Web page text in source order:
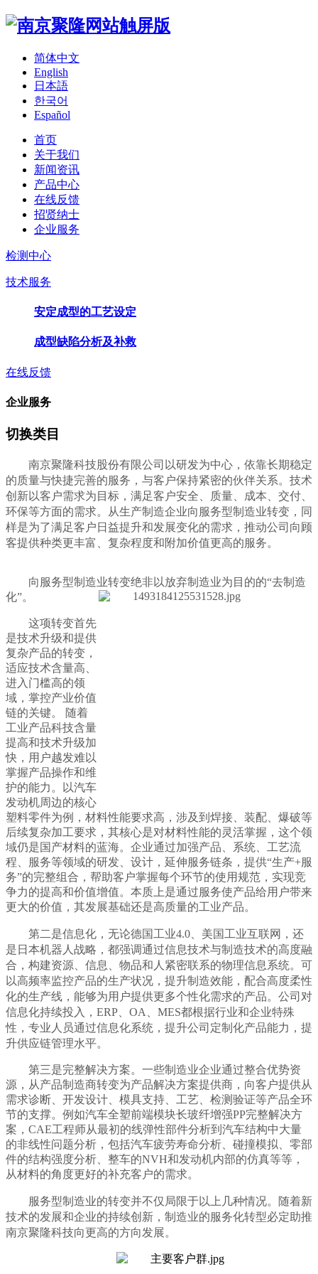
简体中文
English
日本語
한국어
Español
首页
关于我们
新闻资讯
产品中心
在线反馈
招贤纳士
企业服务
检测中心
技术服务
安定成型的工艺设定
成型缺陷分析及补救
在线反馈
企业服务
切换类目
南京聚隆科技股份有限公司以研发为中心，依靠长期稳定
的质量与快捷完善的服务，与客户保持紧密的伙伴关系。技术
创新以客户需求为目标，满足客户安全、质量、成本、交付、
环保等方面的需求。从生产制造企业向服务型制造业转变，同
样是为了满足客户日益提升和发展变化的需求，推动公司向顾
客提供种类更丰富、复杂程度和附加价值更高的服务。
向服务型制造业转变绝非以放弃制造业为目的的“去制造
化”。
这项转变首先
是技术升级和提供
复杂产品的转变，
适应技术含量高、
进入门槛高的领
域，掌控产业价值
链的关键。 随着
工业产品科技含量
提高和技术升级加
快，用户越发难以
掌握产品操作和维
护的能力。以汽车
发动机周边的核心
塑料零件为例，材料性能要求高，涉及到焊接、装配、爆破等
后续复杂加工要求，其核心是对材料性能的灵活掌握，这个领
域仍是国产材料的蓝海。企业通过加强产品、系统、工艺流
程、服务等领域的研发、设计，延伸服务链条，提供“生产+服
务”的完整组合，帮助客户掌握每个环节的使用规范，实现竞
争力的提高和价值增值。本质上是通过服务使产品给用户带来
更大的价值，其发展基础还是高质量的工业产品。
第二是信息化，无论德国工业4.0、美国工业互联网，还
是日本机器人战略，都强调通过信息技术与制造技术的高度融
合，构建资源、信息、物品和人紧密联系的物理信息系统。可
以高频率监控产品的生产状况，提升制造效能，配合高度柔性
化的生产线，能够为用户提供更多个性化需求的产品。公司对
信息化持续投入，ERP、OA、MES都根据行业和企业特殊
性，专业人员通过信息化系统，提升公司定制化产品能力，提
升供应链管理水平。
第三是完整解决方案。一些制造业企业通过整合优势资
源，从产品制造商转变为产品解决方案提供商，向客户提供从
需求诊断、开发设计、模具支持、工艺、检测验证等产品全环
节的支撑。例如汽车全塑前端模块长玻纤增强PP完整解决方
案，CAE工程师从最初的线弹性部件分析到汽车结构中大量
的非线性问题分析，包括汽车疲劳寿命分析、碰撞模拟、零部
件的结构强度分析、整车的NVH和发动机内部的仿真等等，
从材料的角度更好的补充客户的需求。
服务型制造业的转变并不仅局限于以上几种情况。随着新
技术的发展和企业的持续创新，制造业的服务化转型必定助推
南京聚隆科技向更高的方向发展。